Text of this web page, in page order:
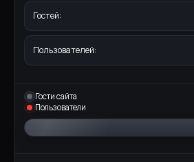
Гостей:
Пользователей:
Гости сайта
Пользователи